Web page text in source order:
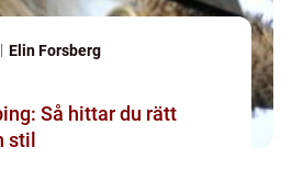
Elin Forsberg
Så hittar du rätt
stil